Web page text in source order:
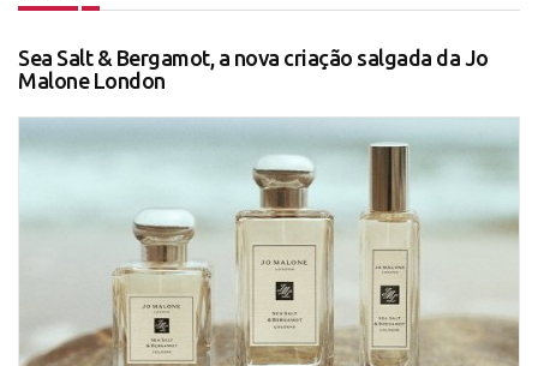
Sea Salt & Bergamot, a nova criação salgada da Jo
Malone London